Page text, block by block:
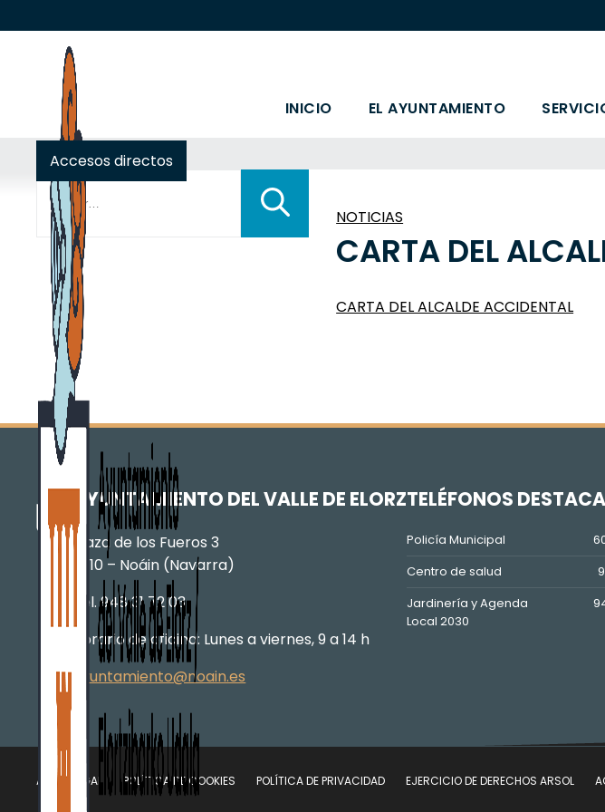
INICIO EL AYUNTAMIENTO
Accesos directos
Buscar:
NOTICIAS
CARTA DEL
CARTA DEL ALCALDE ACCIDENTAL
AYUNTAMIENTO DEL VALLE DE ELORZ
Plaza de los Fueros 3
31110 – Noáin (Navarra)
Tel. 948 31 72 03
Horario de oficina: Lunes a viernes, 9 a 14 h
ayuntamiento@noain.es
TELÉFONOS
Policía Municipal
Centro de salud
Jardinería y Agenda
Local 2030
AVISO LEGAL POLÍTICA DE COOKIES POLÍTICA DE PRIVACIDAD EJERCICIO DE DERECHOS ARSOL